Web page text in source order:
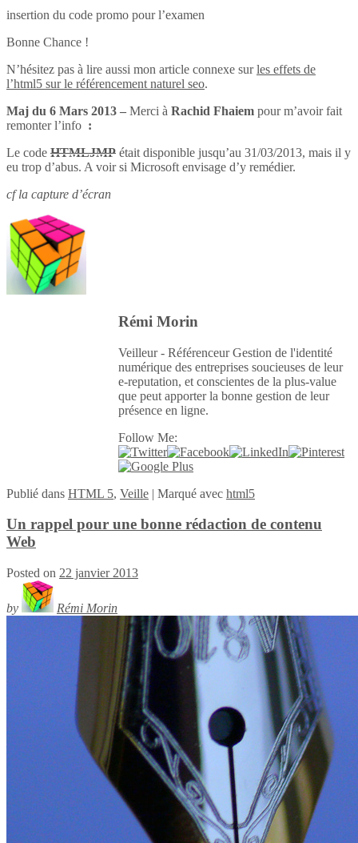
insertion du code promo pour l’examen
Bonne Chance !
N’hésitez pas à lire aussi mon article connexe surles effets de
l’html5 sur le référencement naturel seo.
Maj du 6 Mars 2013 – Merci à Rachid Fhaiem pour m’avoir fait
remonter l’info :
Le code HTMLJMP était disponible jusqu’au 31/03/2013, mais il y
eu trop d’abus. A voir si Microsoft envisage d’y remédier.
cf la capture d’écran
Rémi Morin
Veilleur - Référenceur Gestion de l'identité
numérique des entreprises soucieuses de leur
e-reputation, et conscientes de la plus-value
que peut apporter la bonne gestion de leur
présence en ligne.
Follow Me:
Publié dans HTML 5, Veille | Marqué avec html5
Un rappel pour une bonne rédaction de contenu
Web
Posted on 22 janvier 2013
by Rémi Morin